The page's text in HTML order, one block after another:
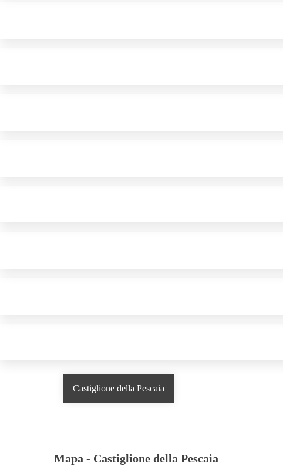
Castiglione della Pescaia
Mapa - Castiglione della Pescaia